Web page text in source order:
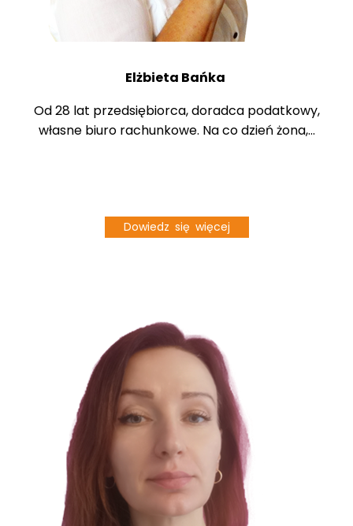
Elżbieta Bańka
Od 28 lat przedsiębiorca, doradca podatkowy,
własne biuro rachunkowe. Na co dzień żona,...
Dowiedz się więcej